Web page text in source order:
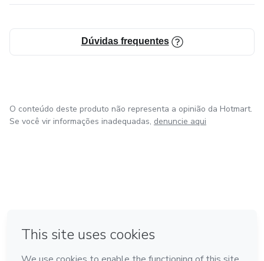
Dúvidas frequentes
O conteúdo deste produto não representa a opinião da Hotmart.
Se você vir informações inadequadas, denuncie aqui
Feito com ❤ em Bogotá